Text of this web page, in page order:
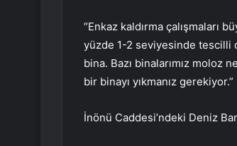
“Enkaz kaldırma çalışmaları
yüzde 1-2 seviyesinde tescilli
bina. Bazı binalarımız moloz
bir binayı yıkmanız gerekiyor.”
İnönü Caddesi’ndeki Deniz